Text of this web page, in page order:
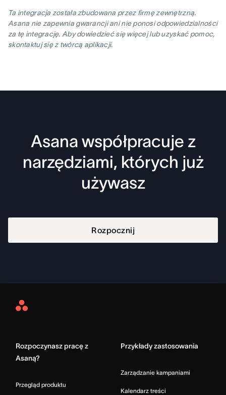
Ta integracja została zbudowana przez firmę zewnętrzną.
Asana nie zapewnia gwarancji ani nie ponosi odpowiedzialności
za tę integrację. Aby dowiedzieć się więcej lub uzyskać pomoc,
skontaktuj się z twórcą aplikacji.
Asana współpracuje z
narzędziami, których już
używasz
Rozpocznij
Asana
Rozpoczynasz pracę z
Asaną?
Przegląd produktu
Przykłady zastosowania
Zarządzanie kampaniami
Kalendarz treści